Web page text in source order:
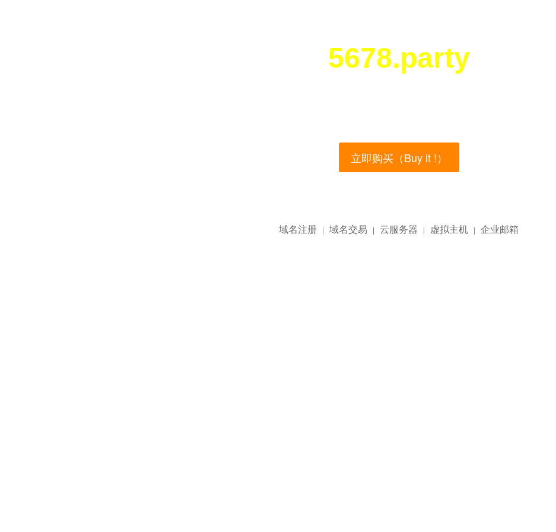
5678.party
立即购买（Buy it !）
域名注册 | 域名交易 | 云服务器 | 虚拟主机 | 企业邮箱